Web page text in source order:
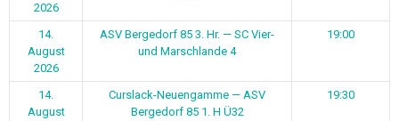
2026
14.
August
2026
ASV Bergedorf 85 3. Hr. — SC Vier-
und Marschlande 4
19:00
14.
August
Curslack-Neuengamme — ASV
Bergedorf 85 1. H Ü32
19:30